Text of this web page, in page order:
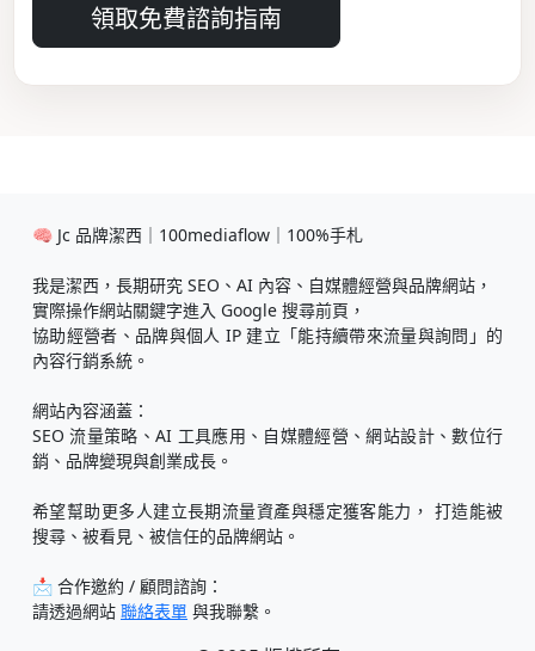
領取免費諮詢指南
🧠 Jc 品牌潔西｜100mediaflow｜100%手札
我是潔西，長期研究 SEO、AI 內容、自媒體經營與品牌網站，
實際操作網站關鍵字進入 Google 搜尋前頁，
協助經營者、品牌與個人 IP 建立「能持續帶來流量與詢問」的
內容行銷系統。
網站內容涵蓋：
SEO 流量策略、AI 工具應用、自媒體經營、網站設計、數位行
銷、品牌變現與創業成長。
希望幫助更多人建立長期流量資產與穩定獲客能力， 打造能被
搜尋、被看見、被信任的品牌網站。
📩 合作邀約 / 顧問諮詢：
請透過網站 聯絡表單 與我聯繫。